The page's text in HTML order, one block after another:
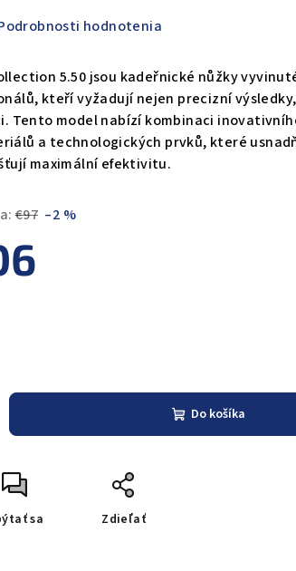
hodnotenia
5.50 jsou kadeřnické nůžky
kteří vyžadují nejen precizní
Tento model nabízí kombinaci
a technologických prvků, které
maximální efektivitu.
€97 –2 %
Do košíka
sa Zdieľať